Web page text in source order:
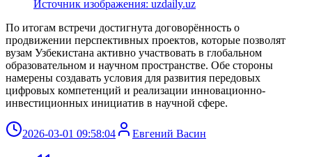
Источник изображения: uzdaily.uz
По итогам встречи достигнута договорённость о
продвижении перспективных проектов, которые позволят
вузам Узбекистана активно участвовать в глобальном
образовательном и научном пространстве. Обе стороны
намерены создавать условия для развития передовых
цифровых компетенций и реализации инновационно-
инвестиционных инициатив в научной сфере.
2026-03-01 09:58:04 Евгений Васин